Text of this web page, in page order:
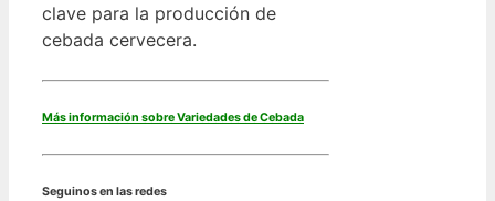
clave para la producción de
cebada cervecera.
Más información sobre Variedades de Cebada
Seguinos en las redes